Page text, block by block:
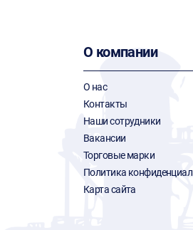
О компании
О нас
Контакты
Наши сотрудники
Вакансии
Торговые марки
Политика
Карта сайта